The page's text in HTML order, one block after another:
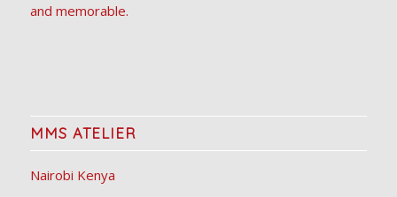
and memorable.
MMS ATELIER
Nairobi Kenya